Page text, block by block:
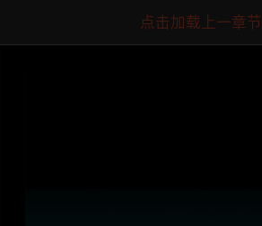
点击加载上一章节